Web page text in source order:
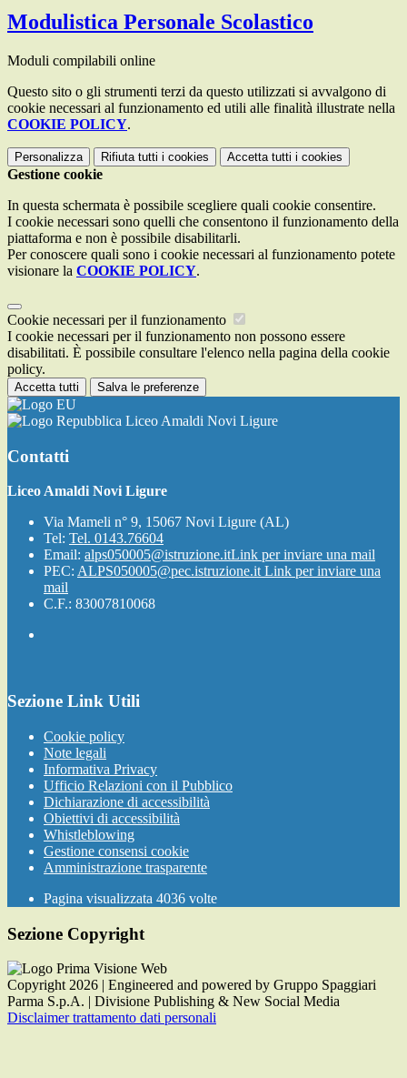
Modulistica Personale Scolastico
Moduli compilabili online
Questo sito o gli strumenti terzi da questo utilizzati si avvalgono di
cookie necessari al funzionamento ed utili alle finalità illustrate nella
COOKIE POLICY.
Personalizza Rifiuta tutti i cookies Accetta tutti i cookies
Gestione cookie
In questa schermata è possibile scegliere quali cookie consentire.
I cookie necessari sono quelli che consentono il funzionamento della
piattaforma e non è possibile disabilitarli.
Per conoscere quali sono i cookie necessari al funzionamento potete
visionare la COOKIE POLICY.
Cookie necessari per il funzionamento
I cookie necessari per il funzionamento non possono essere
disabilitati. È possibile consultare l'elenco nella pagina della cookie
policy.
Accetta tutti Salva le preferenze
Liceo Amaldi Novi Ligure
Contatti
Liceo Amaldi Novi Ligure
Via Mameli n° 9, 15067 Novi Ligure (AL)
Tel: Tel. 0143.76604
Email: alps050005@istruzione.itLink per inviare una mail
PEC: ALPS050005@pec.istruzione.itLink per inviare una
mail
C.F.: 83007810068
Sezione Link Utili
Cookie policy
Note legali
Informativa Privacy
Ufficio Relazioni con il Pubblico
Dichiarazione di accessibilità
Obiettivi di accessibilità
Whistleblowing
Gestione consensi cookie
Amministrazione trasparente
Pagina visualizzata 4036 volte
Sezione Copyright
Copyright 2026 | Engineered and powered by Gruppo Spaggiari
Parma S.p.A. | Divisione Publishing & New Social Media
Disclaimer trattamento dati personali